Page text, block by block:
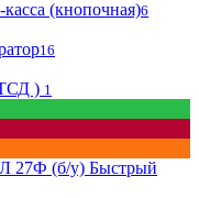
(кнопочная)6
16
) 1
Быстрый